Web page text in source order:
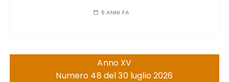
6 ANNI FA
Anno XV
Numero 48 del 30 luglio 2026